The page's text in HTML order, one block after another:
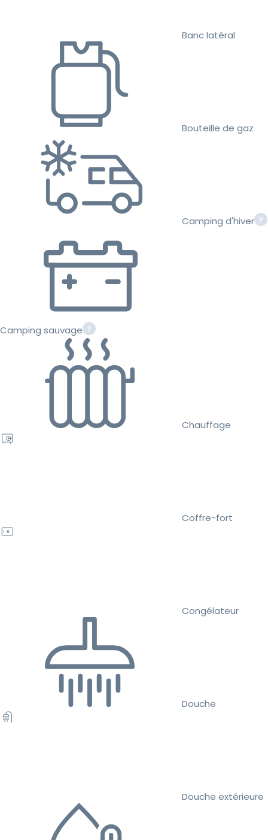
Banc latéral
Bouteille de gaz
Camping d'hiver
Camping sauvage
Chauffage
Coffre-fort
Congélateur
Douche
Douche extérieure